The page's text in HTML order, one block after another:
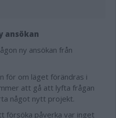
ansökan
ny ansökan från
för om läget förändras i
att gå att lyfta frågan
något nytt projekt.
påverka var inget